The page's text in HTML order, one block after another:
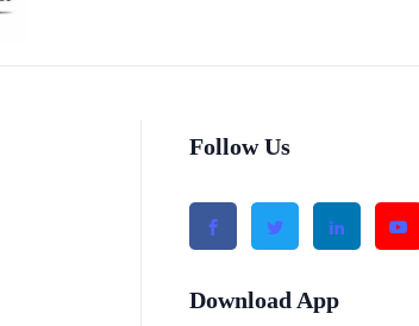
Follow Us
Download App